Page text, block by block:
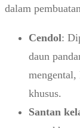
dalam
Cendol:
daun
mengental,
khusus.
Santan